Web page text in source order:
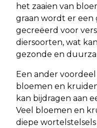
het zaaien van
graan wordt er een
gecreëerd voor
diersoorten, wat
gezonde en
Een ander
bloemen en
kan bijdragen aan
Veel bloemen en
diepe